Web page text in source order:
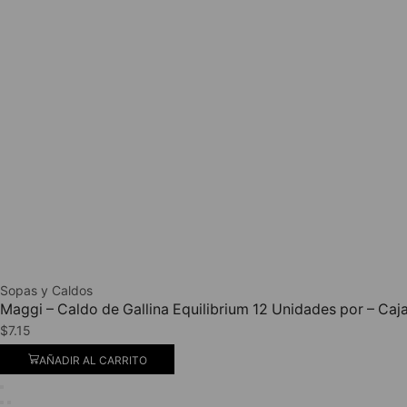
Sopas y Caldos
Maggi – Caldo de Gallina Equilibrium 12 Unidades por –
$7.15
AÑADIR AL CARRITO